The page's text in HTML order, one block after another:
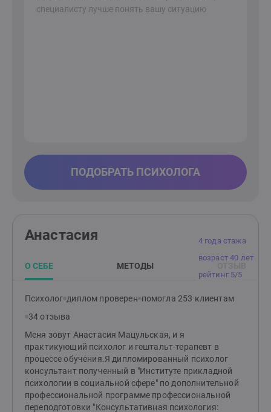
ПОДОБРАТЬ ПСИХОЛОГА
4 года стажа
возраст 40 лет
рейтинг 5/5
Анастасия
О СЕБЕ МЕТОДЫ
Психолог диплом проверен помогла 253 клиентам
34 отзыва
Меня зовут Анастасия Мацульская, и я
практикующий психолог и гештальт-терапевт в
процессе обучения.Я дипломированный психолог
консультант полученный в "Институте прикладной
психологии в социальной сфере" по дополнительной
профессиональной программе профессиональной
переподготовки "Консультативная психология: